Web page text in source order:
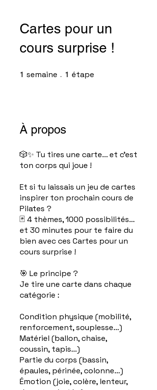
Cartes pour un
cours surprise !
1 semaine 1 semaine
1 étape
À propos
🎲✨ Tu tires une carte... et c’est
ton corps qui joue !
Et si tu laissais un jeu de cartes
inspirer ton prochain cours de
Pilates ?
🃏 4 thèmes, 1000 possibilités…
et 30 minutes pour te faire du
bien avec ces Cartes pour un
cours surprise !
🎯 Le principe ?
Je tire une carte dans chaque
catégorie :
Condition physique (mobilité,
renforcement, souplesse…)
Matériel (ballon, chaise,
coussin, tapis…)
Partie du corps (bassin,
épaules, périnée, colonne…)
Émotion (joie, colère, lenteur,